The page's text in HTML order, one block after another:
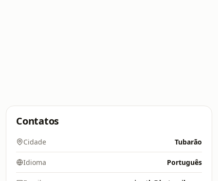
Contatos
Cidade Tubarão
Idioma Português